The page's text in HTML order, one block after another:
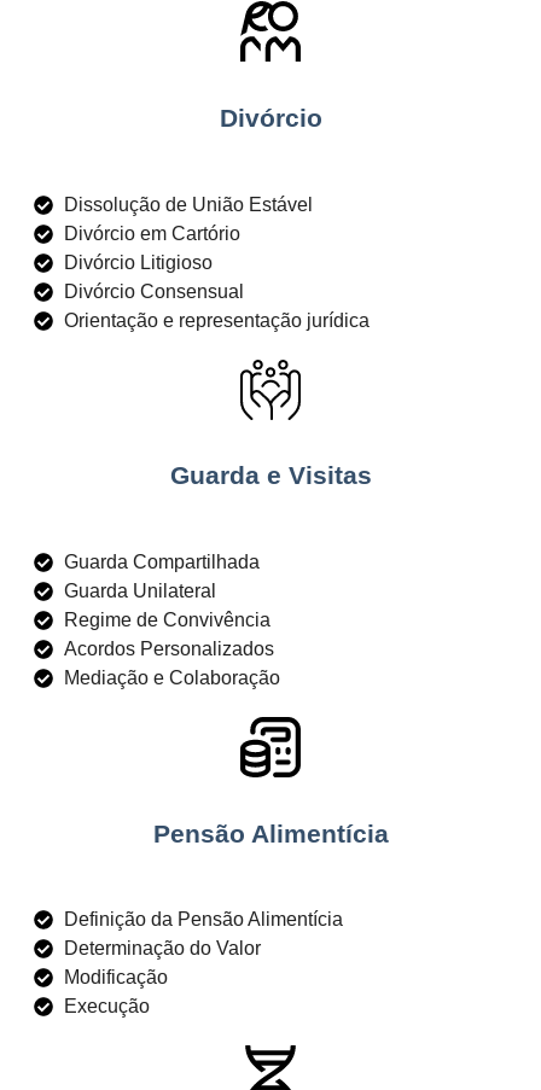
Divórcio
Dissolução de União Estável
Divórcio em Cartório
Divórcio Litigioso
Divórcio Consensual
Orientação e representação jurídica
Guarda e Visitas
Guarda Compartilhada
Guarda Unilateral
Regime de Convivência
Acordos Personalizados
Mediação e Colaboração
Pensão Alimentícia
Definição da Pensão Alimentícia
Determinação do Valor
Modificação
Execução